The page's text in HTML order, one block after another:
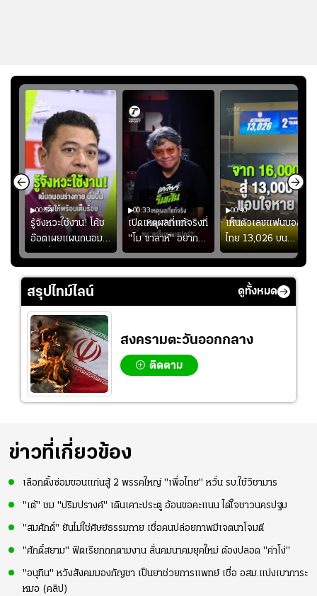
00:54
รู้จังหวะใช้งาน! โค้ช
อ๊อตเผยแผนถนอม
“บุ๋มบิ๋ม” เพื่อรักษา
ร่างกายให้พร้อมที่สุด
00:33
เปิดเหตุผลที่แท้จริงที่
"โม ซาลาห์" อยาก
ย้ายซบ "แทร็บซอนส
ปอร์"
00:40
เห็นตัวเลขแฟนบอล
ไทย 13,026 บน
สกอร์บอร์ดแล้วแอบ
ใจหาย น้อยกว่านัดที่
แล้วเจอมาเลเซียตั้ง
สรุปไทม์ไลน์ ดูทั้งหมด
สงครามตะวันออกกลาง
ติดตาม
ข่าวที่เกี่ยวข้อง
เลือกตั้งซ่อมขอนแก่นสู้ 2 พรรคใหญ่ "เพื่อไทย" หวั่น รบ.ใช้วิชามาร
"เต้" ชม "ปริมปรางค์" เดินเคาะประตู อ้อนขอคะแนน ได้ใจชาวนครปฐม
"สมศักดิ์" ยันไม่ใช่ศิษย์ธรรมกาย เชื่อคนปล่อยภาพมีเจตนาโจมตี
"ศักดิ์สยาม" ฟิตเรียกถกตามงาน ลั่นคมนาคมยุคใหม่ ต้องปลอด "ค่าโง่"
"อนุทิน" หวังสังคมมองกัญชา เป็นยาช่วยการแพทย์ เชื่อ อสม.แบ่งเบาภาระ
หมอ (คลิป)